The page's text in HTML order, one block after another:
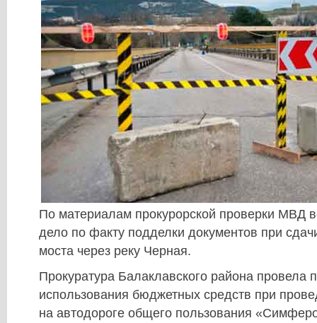
По материалам прокурорской проверки МВД
дело по факту подделки документов при
моста через реку Черная.
Прокуратура Балаклавского района провела
использования бюджетных средств при
на автодороге общего пользования